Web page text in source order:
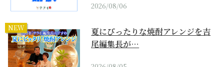
2026/08/06
NEW
夏にぴったりな焼酎アレンジを吉
尾編集長が…